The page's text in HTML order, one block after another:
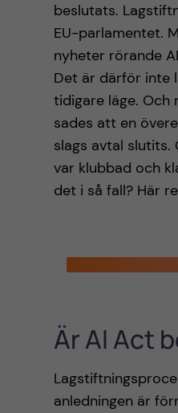
beslutats.
EU-parlamentet.
nyheter rörande
Det är därför inte
tidigare läge. Och
sades att en
slags avtal
var klubbad och
det i så fall? Här
Är AI Act
anledningen är